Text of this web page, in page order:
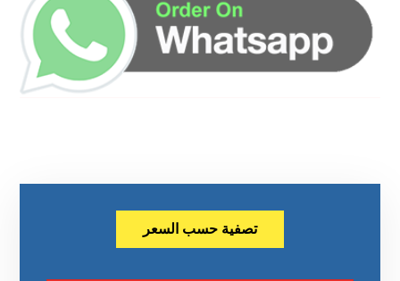
تصفية حسب السعر